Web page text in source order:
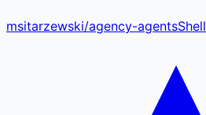
msitarzewski/agency-agentsShell